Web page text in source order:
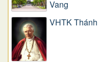
Vang
VHTK